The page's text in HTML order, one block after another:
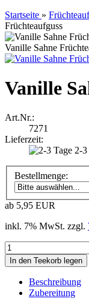
Startseite »
Früchteaufguss
Vanille Sahne
Vanille
Art.Nr.:
7271
Lieferzeit:
2-3
Bestellmenge:
ab 5,95 EUR
inkl. 7% MwSt. zzgl.
Beschreibung
Zubereitung